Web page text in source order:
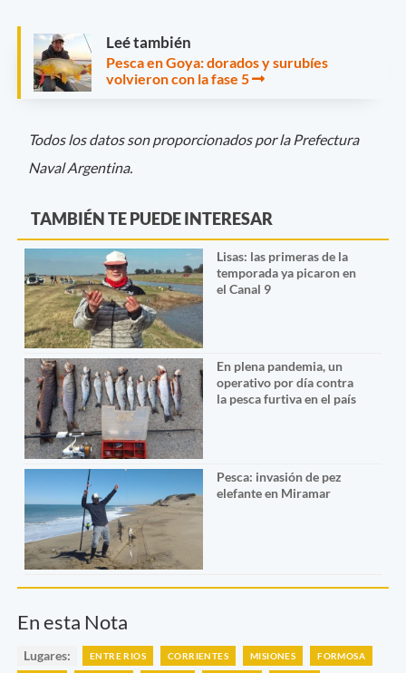
Leé también
Pesca en Goya: dorados y surubíes
volvieron con la fase 5
Todos los datos son proporcionados por la Prefectura
Naval Argentina.
TAMBIÉN TE PUEDE INTERESAR
Lisas: las primeras de la
temporada ya picaron en
el Canal 9
En plena pandemia, un
operativo por día contra
la pesca furtiva en el país
Pesca: invasión de pez
elefante en Miramar
En esta Nota
Lugares: ENTRE RIOS CORRIENTES MISIONES FORMOSA